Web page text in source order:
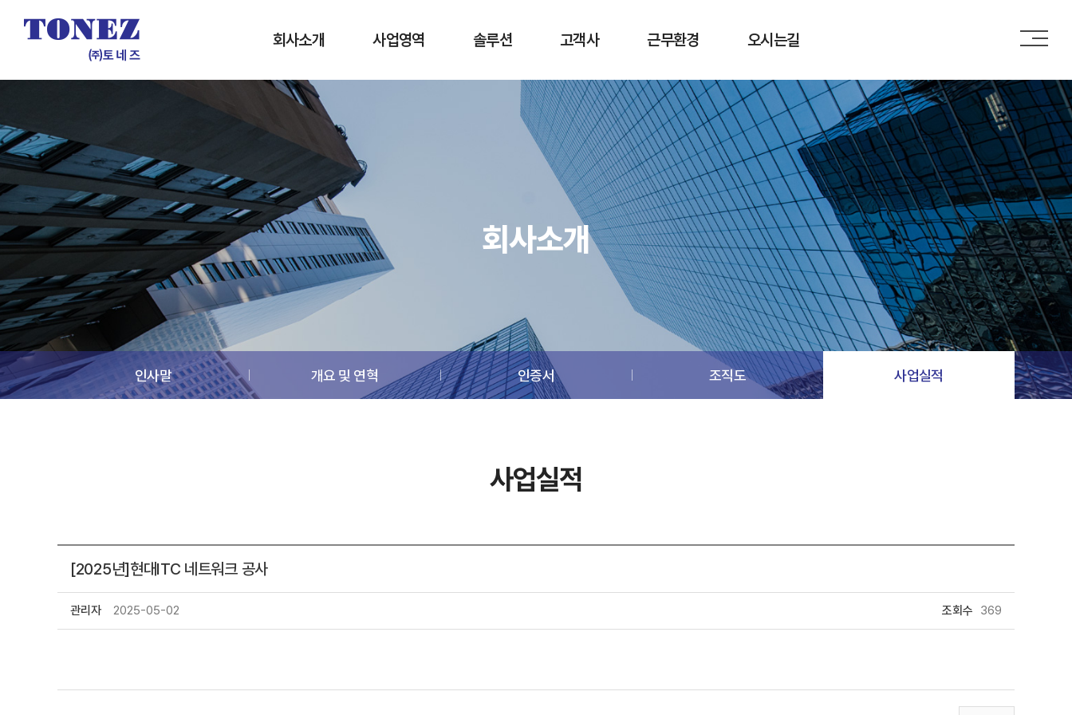
회사소개
인사말
개요 및 연혁
조직도
사업실적
사업영역
네트워크 구축 대행
네트워크 유지보수
CCTV 및 출입통제
솔루션
엔터프라이즈
고객사
고객사
근무환경
복리후생
회사소식
오시는길
오시는길
회사소개
인사말 개요 및 연혁 인증서 조직도 사업실적
사업실적
[2025년]현대ITC 네트워크 공사
관리자 2025-05-02 조회수 369